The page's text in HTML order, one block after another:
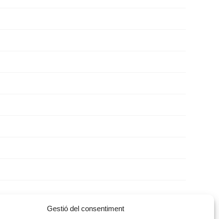
Gestió del consentiment